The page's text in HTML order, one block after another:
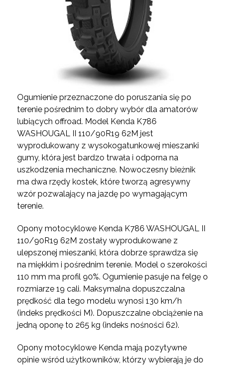
Ogumienie przeznaczone do poruszania się po
terenie pośrednim to dobry wybór dla amatorów
lubiących offroad. Model Kenda K786
WASHOUGAL II 110/90R19 62M jest
wyprodukowany z wysokogatunkowej mieszanki
gumy, która jest bardzo trwała i odporna na
uszkodzenia mechaniczne. Nowoczesny bieżnik
ma dwa rzędy kostek, które tworzą agresywny
wzór pozwalający na jazdę po wymagającym
terenie.
Opony motocyklowe Kenda K786 WASHOUGAL II
110/90R19 62M zostały wyprodukowane z
ulepszonej mieszanki, która dobrze sprawdza się
na miękkim i pośrednim terenie. Model o szerokości
110 mm ma profil 90%. Ogumienie pasuje na felgę o
rozmiarze 19 cali. Maksymalna dopuszczalna
prędkość dla tego modelu wynosi 130 km/h
(indeks prędkości M). Dopuszczalne obciążenie na
jedną oponę to 265 kg (indeks nośności 62).
Opony motocyklowe Kenda mają pozytywne
opinie wśród użytkowników, którzy wybierają je do